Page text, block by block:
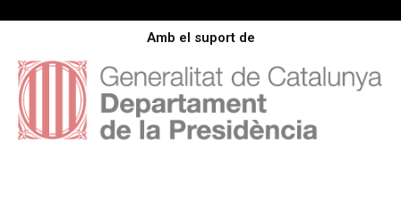
Amb el suport de